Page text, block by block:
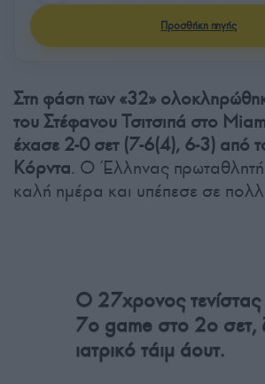
Προσθήκη πηγής
Στη φάση των «32»
του Στέφανου Τσιτσιπά στο
έχασε 2-0 σετ (7-6(4), 6-3) από
Κόρντα. Ο Έλληνας
καλή ημέρα και υπέπεσε σε
Ο 27χρονος τενίστας
7ο game στο 2ο σετ,
ιατρικό τάιμ άουτ.